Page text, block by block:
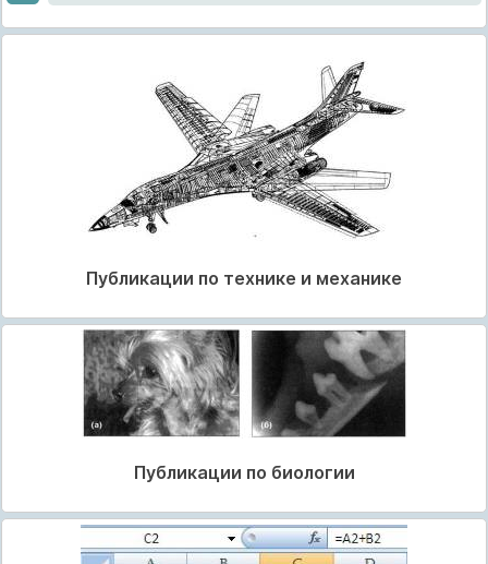
Публикации по технике и механике
Публикации по биологии